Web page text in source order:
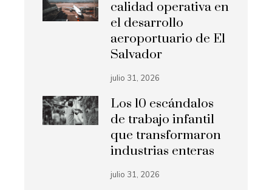
calidad operativa en
el desarrollo
aeroportuario de El
Salvador
julio 31, 2026
Los 10 escándalos
de trabajo infantil
que transformaron
industrias enteras
julio 31, 2026